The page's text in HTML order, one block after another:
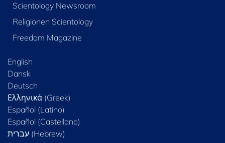
Scientology Newsroom
Religionen Scientology
Freedom Magazine
English
Dansk
Deutsch
Ελληνικά (Greek)
Español (Latino)
Español (Castellano)